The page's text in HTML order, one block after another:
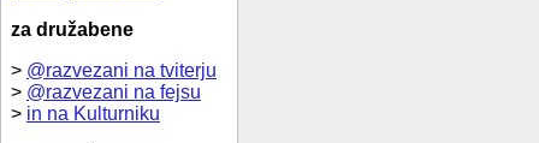
za družabene
> @razvezani na tviterju
> @razvezani na fejsu
> in na Kulturniku